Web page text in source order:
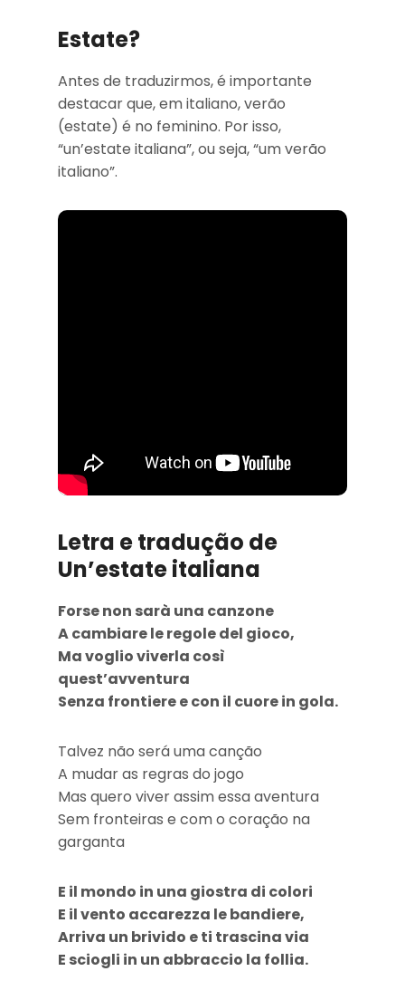
Estate?
Antes de traduzirmos, é importante
destacar que, em italiano, verão
(estate) é no feminino. Por isso,
“un’estate italiana”, ou seja, “um verão
italiano”.
Letra e tradução de
Un’estate italiana
Forse non sarà una canzone
A cambiare le regole del gioco,
Ma voglio viverla così
quest’avventura
Senza frontiere e con il cuore in gola.
Talvez não será uma canção
A mudar as regras do jogo
Mas quero viver assim essa aventura
Sem fronteiras e com o coração na
garganta
E il mondo in una giostra di colori
E il vento accarezza le bandiere,
Arriva un brivido e ti trascina via
E sciogli in un abbraccio la follia.